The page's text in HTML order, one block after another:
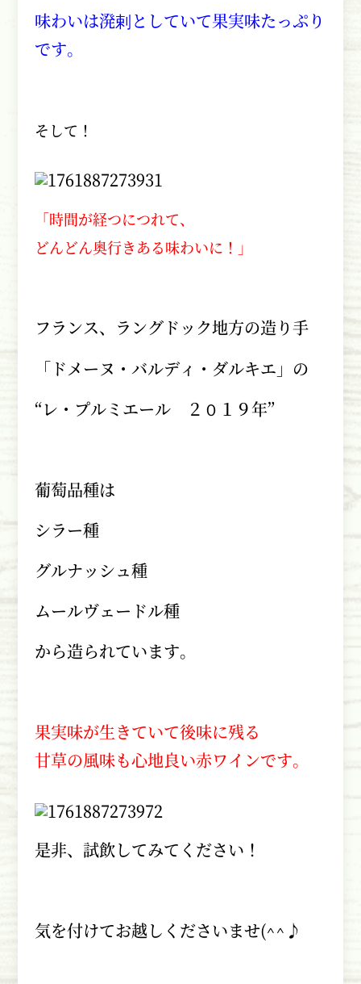
味わいは溌剌としていて果実味たっぷり
です。
そして！
「時間が経つにつれて、
どんどん奥行きある味わいに！」
フランス、ラングドック地方の造り手
「ドメーヌ・バルディ・ダルキエ」の
“レ・プルミエール ２０１９年”
葡萄品種は
シラー種
グルナッシュ種
ムールヴェードル種
から造られています。
果実味が生きていて後味に残る
甘草の風味も心地良い赤ワインです。
是非、試飲してみてください！
気を付けてお越しくださいませ(^^ ♪